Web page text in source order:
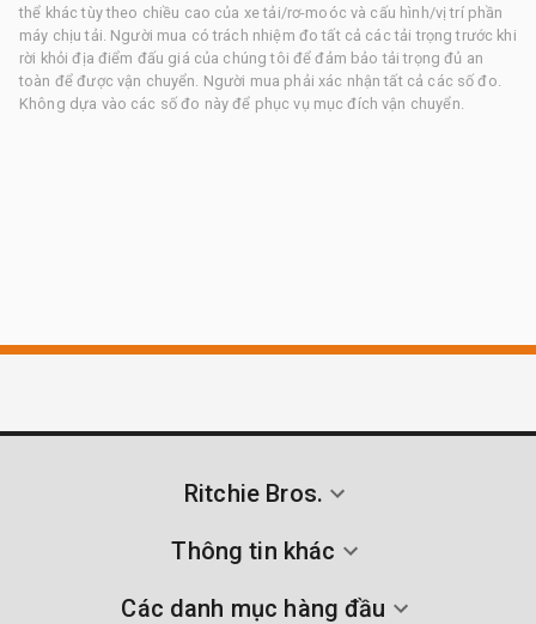
thể khác tùy theo chiều cao của xe tải/rơ-moóc và cấu hình/vị trí phần
máy chịu tải. Người mua có trách nhiệm đo tất cả các tải trọng trước khi
rời khỏi địa điểm đấu giá của chúng tôi để đảm bảo tải trọng đủ an
toàn để được vận chuyển. Người mua phải xác nhận tất cả các số đo.
Không dựa vào các số đo này để phục vụ mục đích vận chuyển.
Ritchie Bros.
Thông tin khác
Các danh mục hàng đầu